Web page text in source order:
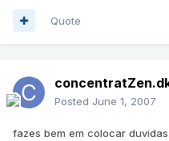
Quote
Posted June 1, 2007
fazes bem em colocar